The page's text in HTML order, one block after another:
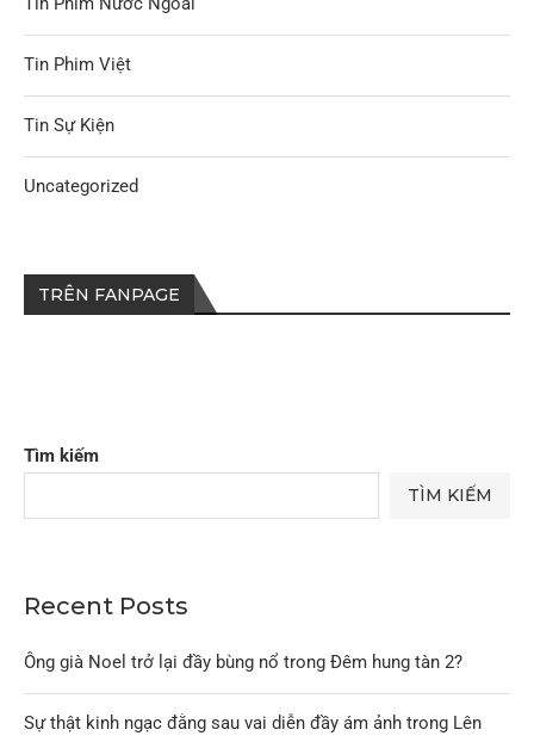
Tìm kiếm
TÌM KIẾM
Recent Posts
Ông già Noel trở lại đầy bùng nổ trong Đêm hung tàn 2?
Sự thật kinh ngạc đằng sau vai diễn đầy ám ảnh trong Lên
Tin Phim Việt
Tin Sự Kiện
Uncategorized
TRÊN FANPAGE